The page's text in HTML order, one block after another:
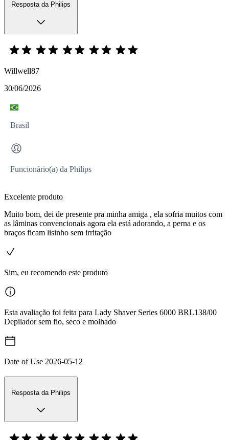
Resposta da Philips
Willwell87
30/06/2026
Brasil
Funcionário(a) da Philips
Excelente produto
Muito bom, dei de presente pra minha amiga , ela sofria muitos com
as lâminas convencionais agora ela está adorando, a perna e os
braços ficam lisinho sem irritação
Sim, eu recomendo este produto
Esta avaliação foi feita para Lady Shaver Series 6000 BRL138/00
Depilador sem fio, seco e molhado
Date of Use 2026-05-12
Resposta da Philips